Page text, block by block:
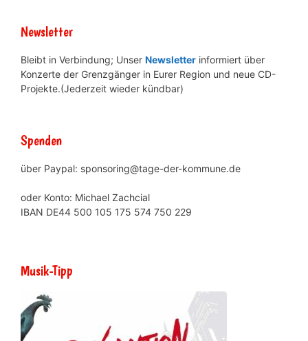
Newsletter
Bleibt in Verbindung; Unser Newsletter informiert über
Konzerte der Grenzgänger in Eurer Region und neue CD-
Projekte.(Jederzeit wieder kündbar)
Spenden
über Paypal: sponsoring@tage-der-kommune.de
oder Konto: Michael Zachcial
IBAN DE44 500 105 175 574 750 229
Musik-Tipp